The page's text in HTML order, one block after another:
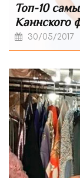
Топ-10
Каннского
30/05/2017